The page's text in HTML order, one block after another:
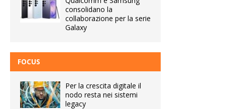
consolidano la
collaborazione per la serie
Galaxy
FOCUS
Per la crescita digitale il
nodo resta nei sistemi
legacy